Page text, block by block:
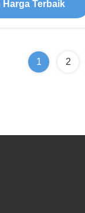
Harga Terbaik
1 2